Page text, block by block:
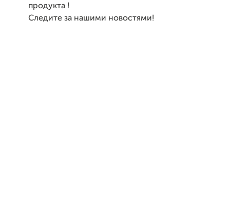
продукта !
Следите за нашими новостями!